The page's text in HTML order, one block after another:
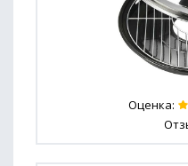
Оценка: